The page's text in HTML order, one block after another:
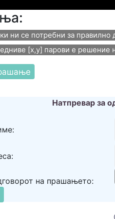
ни се потребни за правилно
точки ни се
права линија?
знаете одговорот кликнете тука
долното видео ќе ве однесе до
[x,y] парови е решение
следниве [x,y]
одговорот кликнете тука
видео ќе ве однесе до
Натпревар за
на прашањето: